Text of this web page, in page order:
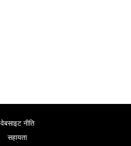
वेबसाइट नीति
सहायता